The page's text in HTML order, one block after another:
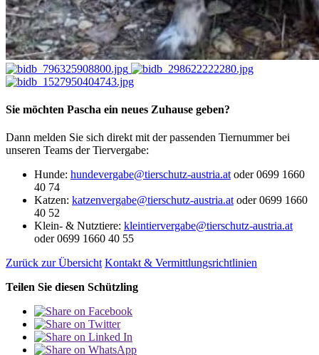
Sie möchten Pascha ein neues Zuhause geben?
Dann melden Sie sich direkt mit der passenden Tiernummer bei
unseren Teams der Tiervergabe:
Hunde: hundevergabe@tierschutz-austria.at oder 0699 1660
40 74
Katzen: katzenvergabe@tierschutz-austria.at oder 0699 1660
40 52
Klein- & Nutztiere: kleintiervergabe@tierschutz-austria.at
oder 0699 1660 40 55
Zurück zur Übersicht Kontakt & Vermittlungsrichtlinien
Teilen Sie diesen Schützling